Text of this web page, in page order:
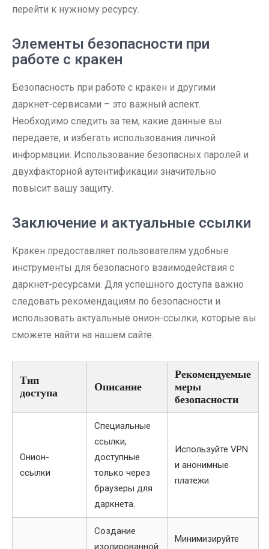
перейти к нужному ресурсу.
Элементы безопасности при
работе с кракен
Безопасность при работе с кракен и другими
даркнет-сервисами – это важный аспект.
Необходимо следить за тем, какие данные вы
передаете, и избегать использования личной
информации. Использование безопасных паролей и
двухфакторной аутентификации значительно
повысит вашу защиту.
Заключение и актуальные ссылки
Кракен предоставляет пользователям удобные
инструменты для безопасного взаимодействия с
даркнет-ресурсами. Для успешного доступа важно
следовать рекомендациям по безопасности и
использовать актуальные онион-ссылки, которые вы
сможете найти на нашем сайте.
Тип
доступа
Описание
Рекомендуемые
меры
безопасности
Онион-
ссылки
Специальные
ссылки,
доступные
только через
браузеры для
даркнета.
Используйте VPN
и анонимные
платежи.
Создание
изолированной
Минимизируйте